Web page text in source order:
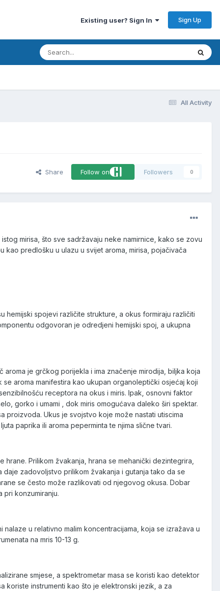
Existing user? Sign In Sign Up
All Activity
Share Follow on Followers 0
mirisa, što sve sadržavaju neke namirnice, kako se zovu
predlošku u ulazu u svijet aroma, mirisa, pojačivača
hemijski spojevi različite strukture, a okus formiraju različiti
odgovoran je odredjeni hemijski spoj, a ukupna
je grčkog porijekla i ima značenje mirodija, biljka koja
se aroma manifestira kao ukupan organoleptički osjećaj koji
receptora na okus i miris. Ipak, osnovni faktor
gorko i umami , dok miris omogućava daleko širi spektar.
proizvoda. Ukus je svojstvo koje može nastati utiscima
paprika ili aroma peperminta te njima slične tvari.
Prilikom žvakanja, hrana se mehanički dezintegrira,
zadovoljstvo prilikom žvakanja i gutanja tako da se
se često može razlikovati od njegovog okusa. Dobar
konzumiranju.
u relativno malim koncentracijama, koja se izražava u
na mris 10-13 g.
smjese, a spektrometar masa se koristi kao detektor
koriste instrumenti kao što je elektronski jezik, a za